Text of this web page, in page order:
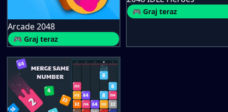
Arcade 2048
🎮 Graj teraz
🎮 Graj teraz